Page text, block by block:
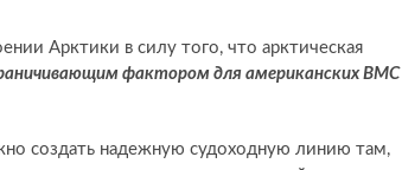
Арктики в силу того, что арктическая
фактором для американских ВМС
создать надежную судоходную линию там,